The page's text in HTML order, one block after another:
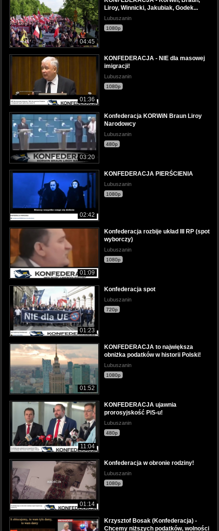
04:45
Liroy, Winnicki, Jakubiak, Godek...
Lubuszanin
1080p
01:36
KONFEDERACJA - NIE dla masowej
imigracji!
Lubuszanin
1080p
03:20
Konfederacja KORWiN Braun Liroy
Narodowcy
Lubuszanin
480p
02:42
KONFEDERACJA PIERŚCIENIA
Lubuszanin
1080p
01:09
Konfederacja rozbije układ III RP (spot
wyborczy)
Lubuszanin
1080p
01:23
Konfederacja spot
Lubuszanin
720p
01:52
KONFEDERACJA to największa
obniżka podatków w historii Polski!
Lubuszanin
1080p
11:04
KONFEDERACJA ujawnia
prorosyjskość PiS-u!
Lubuszanin
480p
01:14
Konfederacja w obronie rodziny!
Lubuszanin
1080p
Krzysztof Bosak (Konfederacja) -
Chcemy niższych podatków, wolności